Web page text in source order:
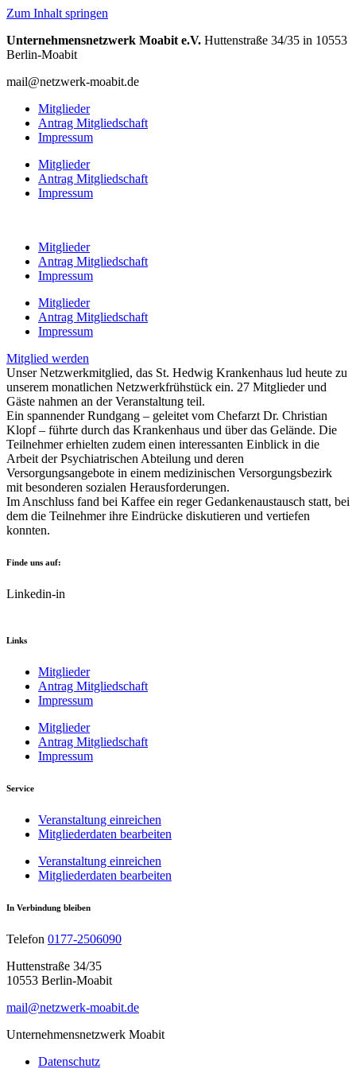
Zum Inhalt springen
Unternehmensnetzwerk Moabit e.V. Huttenstraße 34/35 in 10553
Berlin-Moabit
mail@netzwerk-moabit.de
Mitglieder
Antrag Mitgliedschaft
Impressum
Mitglieder
Antrag Mitgliedschaft
Impressum
Mitglieder
Antrag Mitgliedschaft
Impressum
Mitglieder
Antrag Mitgliedschaft
Impressum
Mitglied werden
Unser Netzwerkmitglied, das St. Hedwig Krankenhaus lud heute zu
unserem monatlichen Netzwerkfrühstück ein. 27 Mitglieder und
Gäste nahmen an der Veranstaltung teil.
Ein spannender Rundgang – geleitet vom Chefarzt Dr. Christian
Klopf – führte durch das Krankenhaus und über das Gelände. Die
Teilnehmer erhielten zudem einen interessanten Einblick in die
Arbeit der Psychiatrischen Abteilung und deren
Versorgungsangebote in einem medizinischen Versorgungsbezirk
mit besonderen sozialen Herausforderungen.
Im Anschluss fand bei Kaffee ein reger Gedankenaustausch statt, bei
dem die Teilnehmer ihre Eindrücke diskutieren und vertiefen
konnten.
Finde uns auf:
Linkedin-in
Links
Mitglieder
Antrag Mitgliedschaft
Impressum
Mitglieder
Antrag Mitgliedschaft
Impressum
Service
Veranstaltung einreichen
Mitgliederdaten bearbeiten
Veranstaltung einreichen
Mitgliederdaten bearbeiten
In Verbindung bleiben
Telefon 0177-2506090
Huttenstraße 34/35
10553 Berlin-Moabit
mail@netzwerk-moabit.de
Unternehmensnetzwerk Moabit
Datenschutz